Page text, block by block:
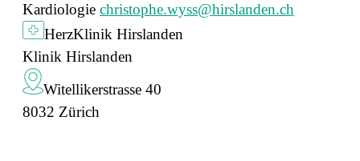
Kardiologie christophe.wyss@hirslanden.ch
HerzKlinik Hirslanden
Klinik Hirslanden
Witellikerstrasse 40
8032 Zürich